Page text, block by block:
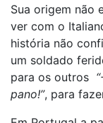
Sua origem não
ver com o
história não
um soldado
para os outros
pano!”, para